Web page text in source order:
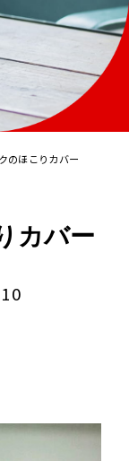
のほこりカバー
カバー